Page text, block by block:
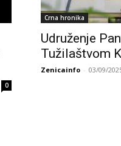
0
Crna hronika
Udruženje
Tužilaštvom
Zenicainfo - 03/09/